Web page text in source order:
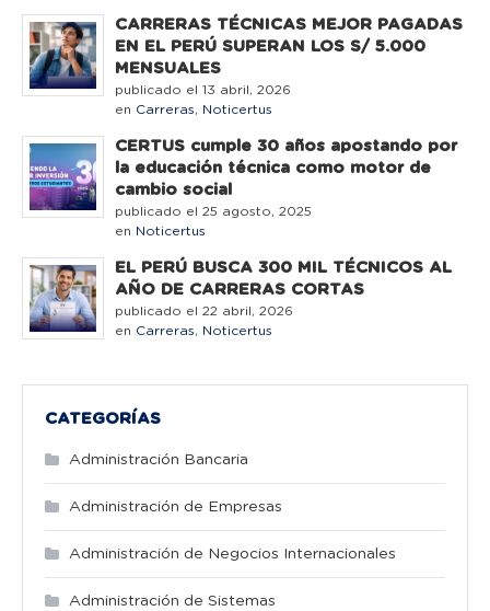
CARRERAS TÉCNICAS MEJOR PAGADAS
EN EL PERÚ SUPERAN LOS S/ 5.000
MENSUALES
publicado el 13 abril, 2026
en Carreras, Noticertus
CERTUS cumple 30 años apostando por
la educación técnica como motor de
cambio social
publicado el 25 agosto, 2025
en Noticertus
EL PERÚ BUSCA 300 MIL TÉCNICOS AL
AÑO DE CARRERAS CORTAS
publicado el 22 abril, 2026
en Carreras, Noticertus
CATEGORÍAS
Administración Bancaria
Administración de Empresas
Administración de Negocios Internacionales
Administración de Sistemas